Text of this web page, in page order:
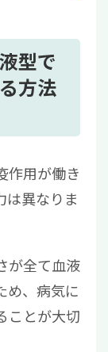
型で
方法
作用が働き
は異なりま
が全て血液
め、病気に
ことが大切